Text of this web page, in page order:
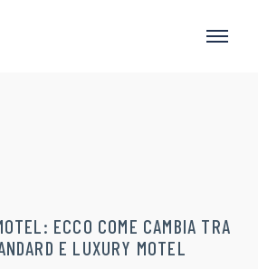
ECCO COME CAMBIA TRA
E LUXURY MOTEL